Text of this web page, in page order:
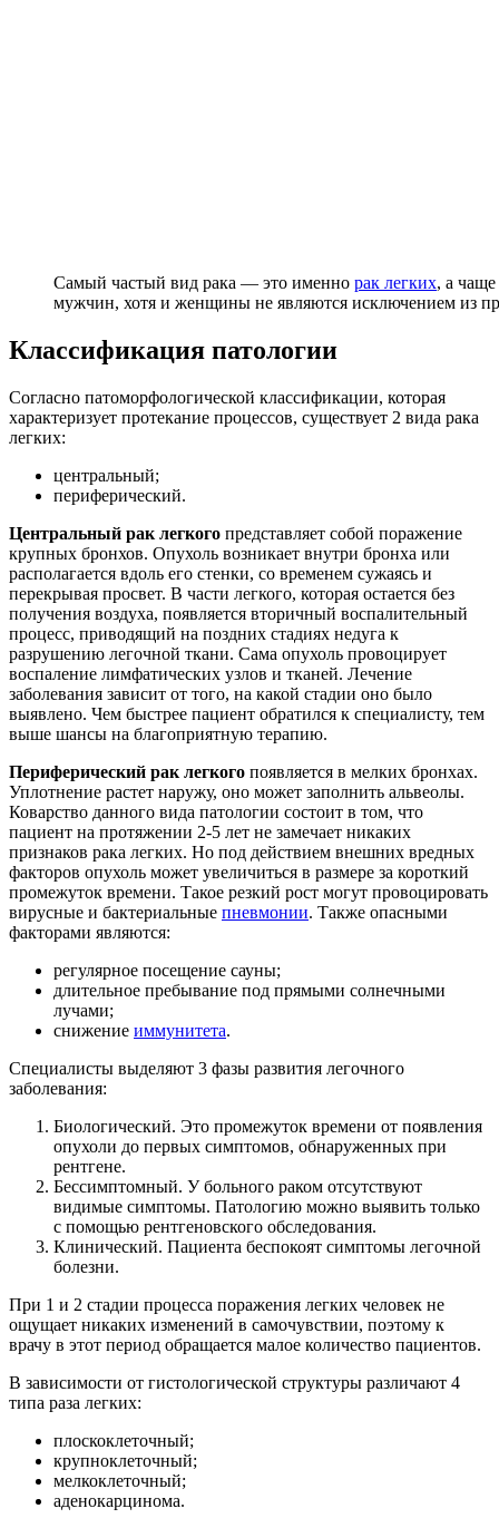
Самый частый вид рака — это именно рак легких, а чаще
мужчин, хотя и женщины не являются исключением из
Классификация патологии
Согласно патоморфологической классификации, которая
характеризует протекание процессов, существует 2 вида рака
легких:
центральный;
периферический.
Центральный рак легкого представляет собой поражение
крупных бронхов. Опухоль возникает внутри бронха или
располагается вдоль его стенки, со временем сужаясь и
перекрывая просвет. В части легкого, которая остается без
получения воздуха, появляется вторичный воспалительный
процесс, приводящий на поздних стадиях недуга к
разрушению легочной ткани. Сама опухоль провоцирует
воспаление лимфатических узлов и тканей. Лечение
заболевания зависит от того, на какой стадии оно было
выявлено. Чем быстрее пациент обратился к специалисту, тем
выше шансы на благоприятную терапию.
Периферический рак легкого появляется в мелких бронхах.
Уплотнение растет наружу, оно может заполнить альвеолы.
Коварство данного вида патологии состоит в том, что
пациент на протяжении 2-5 лет не замечает никаких
признаков рака легких. Но под действием внешних вредных
факторов опухоль может увеличиться в размере за короткий
промежуток времени. Такое резкий рост могут провоцировать
вирусные и бактериальные пневмонии. Также опасными
факторами являются:
регулярное посещение сауны;
длительное пребывание под прямыми солнечными
лучами;
снижение иммунитета.
Специалисты выделяют 3 фазы развития легочного
заболевания:
Биологический. Это промежуток времени от появления
опухоли до первых симптомов, обнаруженных при
рентгене.
Бессимптомный. У больного раком отсутствуют
видимые симптомы. Патологию можно выявить только
с помощью рентгеновского обследования.
Клинический. Пациента беспокоят симптомы легочной
болезни.
При 1 и 2 стадии процесса поражения легких человек не
ощущает никаких изменений в самочувствии, поэтому к
врачу в этот период обращается малое количество пациентов.
В зависимости от гистологической структуры различают 4
типа раза легких:
плоскоклеточный;
крупноклеточный;
мелкоклеточный;
аденокарцинома.